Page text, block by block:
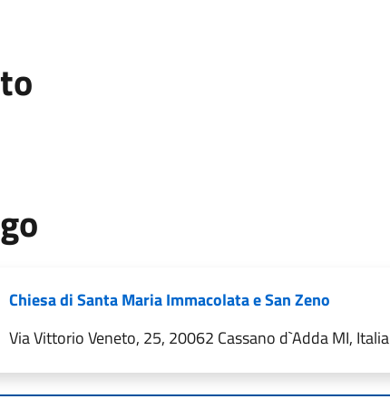
Chiesa di Santa Maria Immacolata e San Zeno
Via Vittorio Veneto, 25, 20062 Cassano d`Adda MI, Italia